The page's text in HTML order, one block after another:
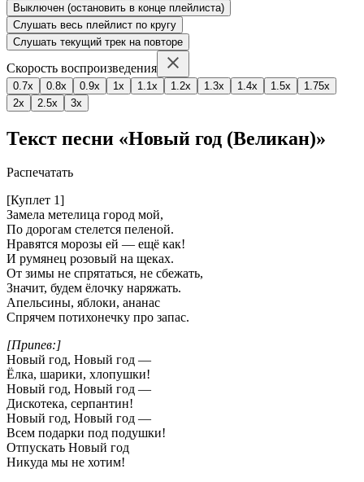
Выключен (остановить в конце плейлиста)
Слушать весь плейлист по кругу
Слушать текущий трек на повторе
Скорость воспроизведения
0.7x 0.8x 0.9x 1x 1.1x 1.2x 1.3x 1.4x 1.5x
1.75x
2x
2.5x 3x
Текст песни «Новый год (Великан)»
Распечатать
[Куплет 1]
Замела метелица город мой,
По дорогам стелется пеленой.
Нравятся морозы ей — ещё как!
И румянец розовый на щеках.
От зимы не спрятаться, не сбежать,
Значит, будем ёлочку наряжать.
Апельсины, яблоки, ананас
Спрячем потихонечку про запас.
[Припев:]
Новый год, Новый год —
Ёлка, шарики, хлопушки!
Новый год, Новый год —
Дискотека, серпантин!
Новый год, Новый год —
Всем подарки под подушки!
Отпускать Новый год
Никуда мы не хотим!